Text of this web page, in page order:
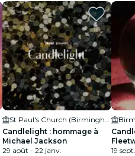
St Paul's Church (Birmingham)
Candlelight : hommage à
Michael Jackson
29 août - 22 janv.
19